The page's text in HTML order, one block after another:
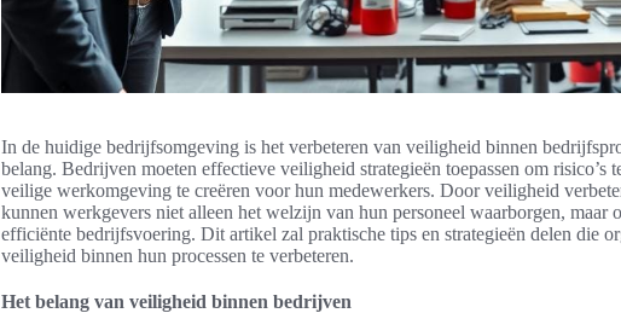
In de huidige bedrijfsomgeving is het verbeteren van veiligheid binnen
belang. Bedrijven moeten effectieve veiligheid strategieën toepassen om risico’s
veilige werkomgeving te creëren voor hun medewerkers. Door veiligheid
kunnen werkgevers niet alleen het welzijn van hun personeel waarborgen, maar
efficiënte bedrijfsvoering. Dit artikel zal praktische tips en strategieën delen die
veiligheid binnen hun processen te verbeteren.
Het belang van veiligheid binnen bedrijven